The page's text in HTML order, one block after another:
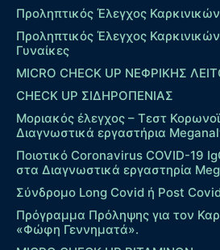
Προληπτικός Έλεγχος
Προληπτικός Έλεγχος
Γυναίκες
MICRO CHECK UP ΝΕΦΡΙΚΗΣ
CHECK UP ΣΙΔΗΡΟΠΕΝΙΑΣ
Μοριακός έλεγχος – Τεστ
Διαγνωστικά εργαστήρια
Ποιοτικό Coronavirus COVID-19
στα Διαγνωστικά εργαστηρία
Σύνδρομο Long Covid ή Post
Πρόγραμμα Πρόληψης για τον
«Φώφη Γεννηματά».